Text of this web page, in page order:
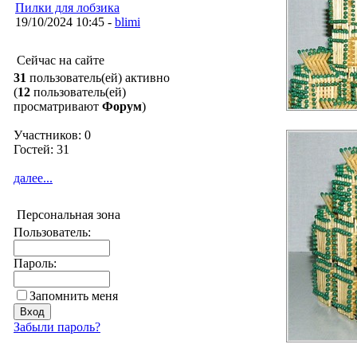
Пилки для лобзика
19/10/2024 10:45 - blimi
Сейчас на сайте
31 пользователь(ей) активно
(12 пользователь(ей)
просматривают Форум)
Участников: 0
Гостей: 31
далее...
Персональная зона
Пользователь:
Пароль:
Запомнить меня
Забыли пароль?